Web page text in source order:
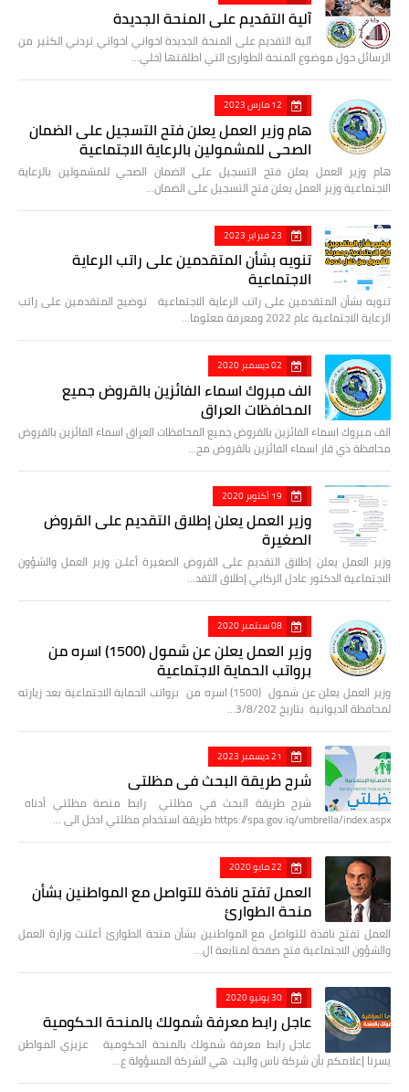
آلية التقديم على المنحة الجديدة
آلية التقديم على المنحة الجديدة اخواني اخواتي تردني الكثير من
الرسائل حول موضوع المنحة الطوارئ التي اطلقتها (خلي…
12 مارس 2023
هام وزير العمل يعلن فتح التسجيل على الضمان
الصحي للمشمولين بالرعاية الاجتماعية
هام وزير العمل يعلن فتح التسجيل على الضمان الصحي للمشمولين بالرعاية
الاجتماعية وزير العمل يعلن فتح التسجيل على الضمان…
23 فبراير 2023
تنويه بشأن المتقدمين على راتب الرعاية
الاجتماعية
تنويه بشأن المتقدمين على راتب الرعاية الاجتماعية توضيح المتقدمين على راتب
الرعاية الاجتماعية عام 2022 ومعرفة معلوما…
02 ديسمبر 2020
الف مبروك اسماء الفائزين بالقروض جميع
المحافظات العراق
الف مبروك اسماء الفائزين بالقروض جميع المحافظات العراق اسماء الفائزين بالقروض
محافظة ذي قار اسماء الفائزين بالقروض مح…
19 أكتوبر 2020
وزير العمل يعلن إطلاق التقديم على القروض
الصغيرة
وزير العمل يعلن إطلاق التقديم على القروض الصغيرة أعلـن وزير العمل والشؤون
الاجتماعية الدكتور عادل الركابي إطلاق التقد…
08 سبتمبر 2020
وزير العمل يعلن عن شمول (1500) اسره من
برواتب الحماية الاجتماعية
وزير العمل يعلن عن شمول (1500) اسره من برواتب الحماية الاجتماعية بعد زيارته
لمحافظة الديوانية بتاريخ 3/8/202…
21 ديسمبر 2023
شرح طريقة البحث في مظلتي
شرح طريقة البحث في مظلتي رابط منصة مظلتي أدناه
https://spa.gov.iq/umbrella/index.aspx طريقة استخدام مظلتي ادخل الى …
22 مايو 2020
العمل تفتح نافذة للتواصل مع المواطنين بشأن
منحة الطوارئ
العمل تفتح نافذة للتواصل مع المواطنين بشأن منحة الطوارئ أعلنت وزارة العمل
والشؤون الاجتماعية فتح صفحة لمتابعة ال…
30 يونيو 2020
عاجل رابط معرفة شمولك بالمنحة الحكومية
عاجل رابط معرفة شمولك بالمنحة الحكومية عزيزي المواطن
يسرنا إعلامكم بأن شركة ناس واليت هي الشركة المسؤولة ع…